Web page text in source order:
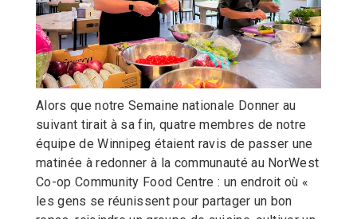
Alors que notre Semaine nationale Donner au
suivant tirait à sa fin, quatre membres de notre
équipe de Winnipeg étaient ravis de passer une
matinée à redonner à la communauté au NorWest
Co-op Community Food Centre : un endroit où «
les gens se réunissent pour partager un bon